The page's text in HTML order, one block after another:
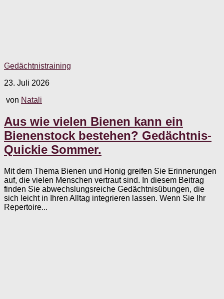
Gedächtnistraining
23. Juli 2026
von Natali
Aus wie vielen Bienen kann ein
Bienenstock bestehen? Gedächtnis-
Quickie Sommer.
Mit dem Thema Bienen und Honig greifen Sie Erinnerungen
auf, die vielen Menschen vertraut sind. In diesem Beitrag
finden Sie abwechslungsreiche Gedächtnisübungen, die
sich leicht in Ihren Alltag integrieren lassen. Wenn Sie Ihr
Repertoire...